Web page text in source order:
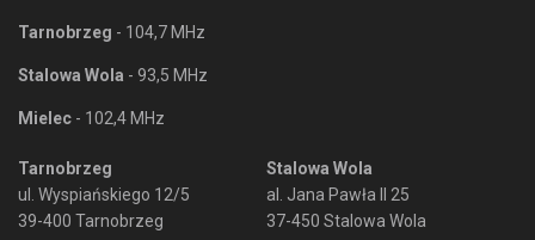
Tarnobrzeg - 104,7 MHz
Stalowa Wola - 93,5 MHz
Mielec - 102,4 MHz
Tarnobrzeg
ul. Wyspiańskiego 12/5
39-400 Tarnobrzeg
Stalowa Wola
al. Jana Pawła II 25
37-450 Stalowa Wola